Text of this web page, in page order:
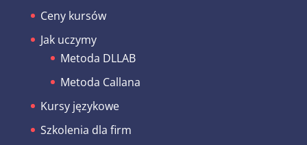
Ceny kursów
Jak uczymy
Metoda DLLAB
Metoda Callana
Kursy językowe
Szkolenia dla firm